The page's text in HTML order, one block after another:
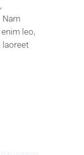
Nam
leo,
laoreet